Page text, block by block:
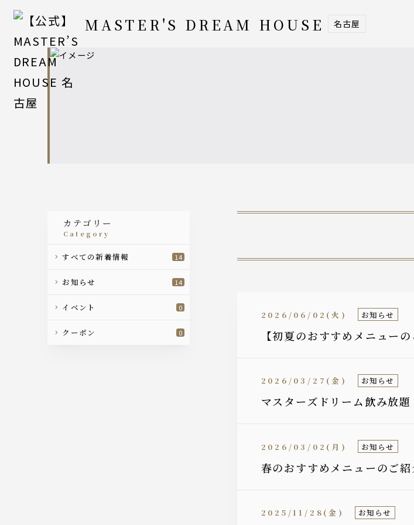
MASTER'S DREAM HOUSE 名古屋
【初夏のおすすめメニュー
2026/06/02(火) お知らせ
マスターズドリーム飲み放
2026/03/27(金) お知らせ
春のおすすめメニューのご
2026/03/02(月) お知らせ
2025/11/28(金) お知らせ
カテゴリー
category
すべての新着情報 14
お知らせ 14
イベント 0
クーポン 0